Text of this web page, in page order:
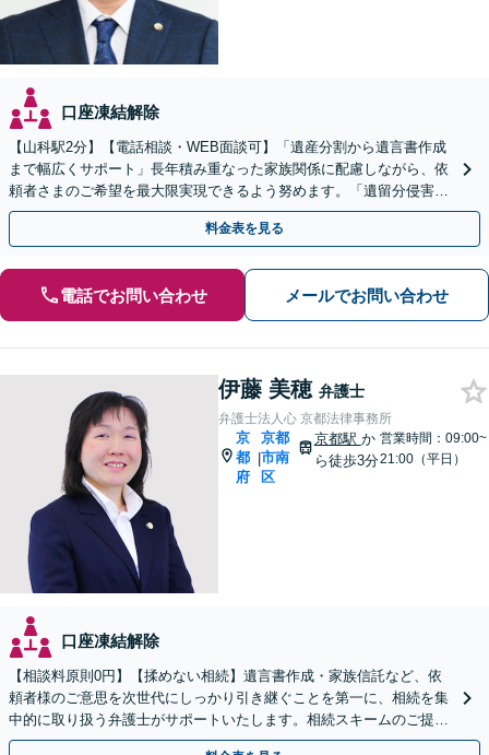
口座凍結解除
【山科駅2分】【電話相談・WEB面談可】「遺産分割から遺言書作成
まで幅広くサポート」長年積み重なった家族関係に配慮しながら、依
頼者さまのご希望を最大限実現できるよう努めます。「遺留分侵害額
請求／相続放棄／不動産・株式の相続／年金分割ほか」
料金表を見る
電話でお問い合わせ メールでお問い合わせ
伊藤 美穂 弁護士
弁護士法人心 京都法律事務所
京
都
府
|
京都
市南
区
京都駅 か
ら徒歩3分
営業時間：09:00~
21:00（平日）
口座凍結解除
【相談料原則0円】【揉めない相続】遺言書作成・家族信託など、依
頼者様のご意思を次世代にしっかり引き継ぐことを第一に、相続を集
中的に取り扱う弁護士がサポートいたします。相続スキームのご提案
から遺言執行まで責任を持って対応させていただきます。